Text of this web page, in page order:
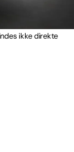
ikke direkte